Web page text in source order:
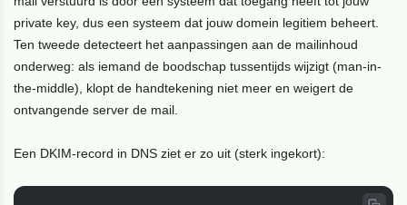
private key, dus een systeem dat jouw domein legitiem beheert.
Ten tweede detecteert het aanpassingen aan de mailinhoud
onderweg: als iemand de boodschap tussentijds wijzigt (man-in-
the-middle), klopt de handtekening niet meer en weigert de
ontvangende server de mail.
Een DKIM-record in DNS ziet er zo uit (sterk ingekort):